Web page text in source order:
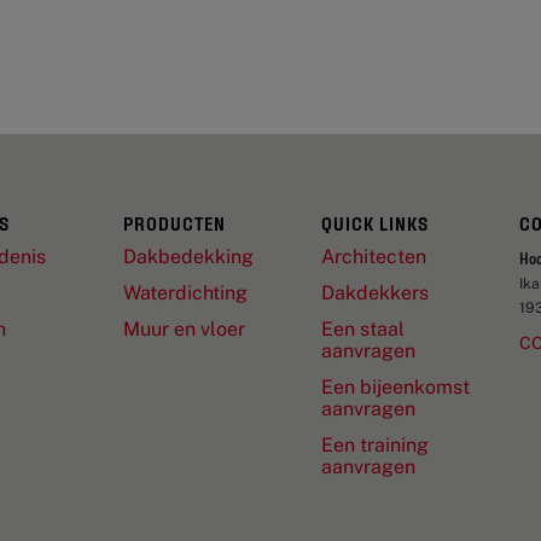
PRODUCTEN
Dakbedekking
Waterdichting
Muur en vloer
QUICK LINKS
Architecten
Dakdekkers
Een staal
aanvragen
Een bijeenkomst
aanvragen
Een training
aanvragen